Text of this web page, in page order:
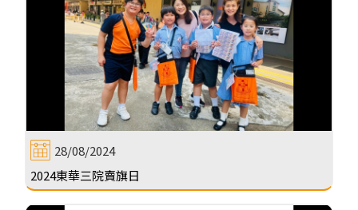
28/08/2024
2024東華三院賣旗日